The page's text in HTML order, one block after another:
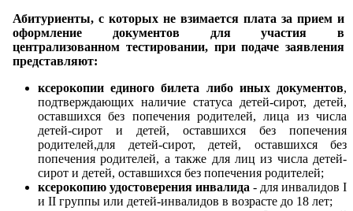
Абитуриенты, с которых не взимается плата за прием и
оформление документов для участия в
централизованном тестировании, при подаче заявления
представляют:
ксерокопии единого билета либо иных документов,
подтверждающих наличие статуса детей-сирот, детей,
оставшихся без попечения родителей, лица из числа
детей-сирот и детей, оставшихся без попечения
родителей,для детей-сирот, детей, оставшихся без
попечения родителей, а также для лиц из числа детей-
сирот и детей, оставшихся без попечения родителей;
ксерокопию удостоверения инвалида - для инвалидов I
и II группы или детей-инвалидов в возрасте до 18 лет;